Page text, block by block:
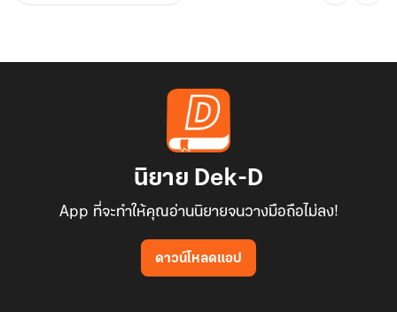
นิยาย Dek-D
App ที่จะทำให้คุณอ่านนิยายจนวางมือถือไม่ลง!
ดาวน์โหลดแอป